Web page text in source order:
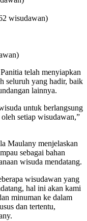
wisudawan)
telah menyiapkan
seluruh yang hadir, baik
lainnya.
untuk berlangsung
setiap wisudawan,”
Maulany menjelaskan
sebagai bahan
wisuda mendatang.
wisudawan yang
hal ini akan kami
minuman ke dalam
dan tertentu,